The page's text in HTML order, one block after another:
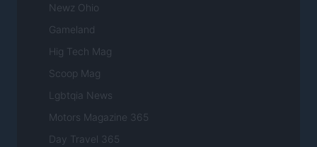
Newz Ohio
Gameland
Hig Tech Mag
Scoop Mag
Lgbtqia News
Motors Magazine 365
Day Travel 365